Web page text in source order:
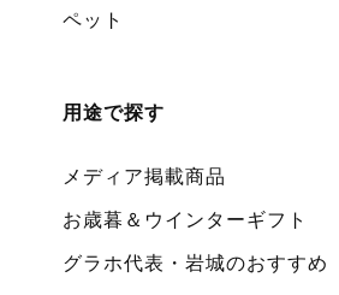
ペット
用途で探す
メディア掲載商品
お歳暮＆ウインターギフト
グラホ代表・岩城のおすすめ